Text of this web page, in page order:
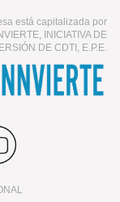
está capitalizada por
INICIATIVA DE
DE CDTI, E.P.E.